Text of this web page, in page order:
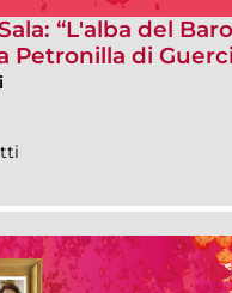
“L'alba del
Petronilla di